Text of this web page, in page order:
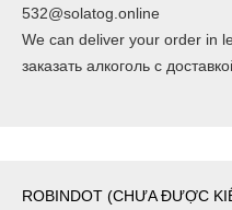
532@solatog.online
We can deliver your order in
заказать алкоголь с
ROBINDOT (CHƯA ĐƯỢC